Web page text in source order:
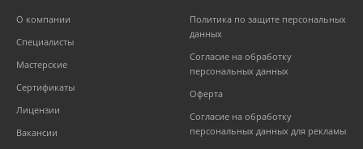
О компании
Специалисты
Мастерские
Сертификаты
Лицензии
Вакансии
Политика по защите персональных
данных
Согласие на обработку
персональных данных
Оферта
Согласие на обработку
персональных данных для рекламы